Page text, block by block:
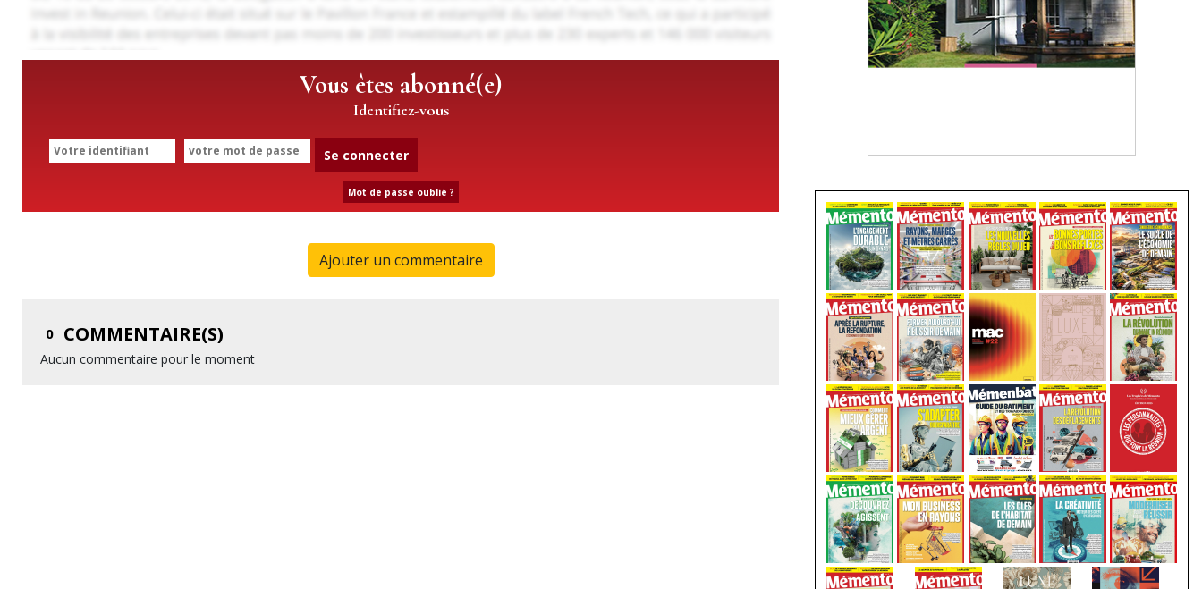
Vous êtes abonné(e)
Identifiez-vous
Se connecter
Mot de passe oublié ?
Ajouter un commentaire
0 COMMENTAIRE(S)
Aucun commentaire pour le moment